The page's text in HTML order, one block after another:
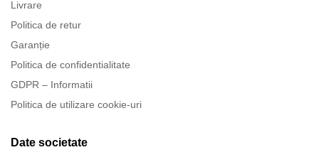
Livrare
Politica de retur
Garanție
Politica de confidentialitate
GDPR – Informatii
Politica de utilizare cookie-uri
Date societate